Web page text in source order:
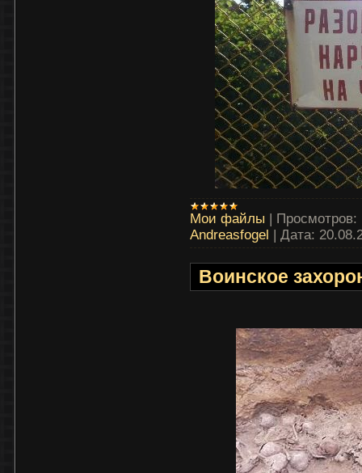
Мои файлы Просмотров:
Andreasfogel
Дата:
Воинское